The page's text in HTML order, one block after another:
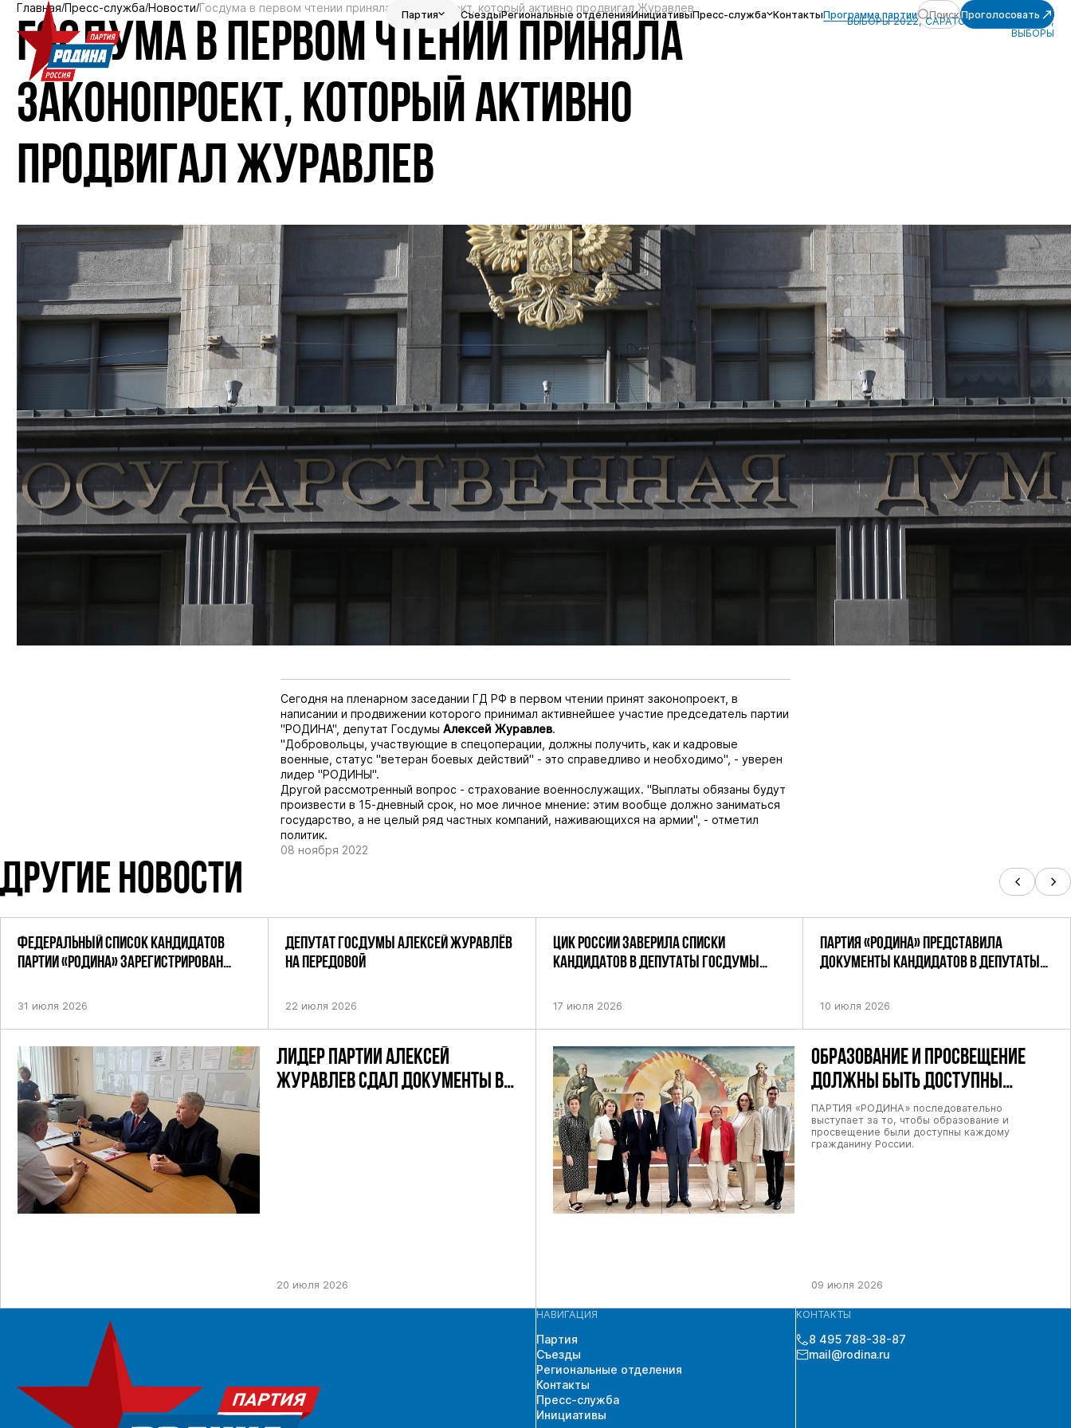
Партия СъездыРегиональные отделенияИнициативыПресс-служба КонтактыПрограмма партии ПоискПроголосовать
Главная Пресс-служба Новости Госдума в первом чтении приняла законопроект, который активно продвигал Журавлев
ГОСДУМА В ПЕРВОМ ЧТЕНИИ ПРИНЯЛА
ЗАКОНОПРОЕКТ, КОТОРЫЙ АКТИВНО
ПРОДВИГАЛ ЖУРАВЛЕВ
ВЫБОРЫ 2022, САРАТОВСКАЯ ОБЛАСТЬ,
ВЫБОРЫ
Сегодня на пленарном заседании ГД РФ в первом чтении принят законопроект, в
написании и продвижении которого принимал активнейшее участие председатель партии
"РОДИНА", депутат Госдумы Алексей Журавлев.
"Добровольцы, участвующие в спецоперации, должны получить, как и кадровые
военные, статус "ветеран боевых действий" - это справедливо и необходимо", - уверен
лидер "РОДИНЫ".
Другой рассмотренный вопрос - страхование военнослужащих. "Выплаты обязаны будут
произвести в 15-дневный срок, но мое личное мнение: этим вообще должно заниматься
государство, а не целый ряд частных компаний, наживающихся на армии", - отметил
политик.
08 ноября 2022
ДРУГИЕ НОВОСТИ
ФЕДЕРАЛЬНЫЙ СПИСОК КАНДИДАТОВ
ПАРТИИ «РОДИНА» ЗАРЕГИСТРИРОВАН
31 июля 2026
ДЕПУТАТ ГОСДУМЫ АЛЕКСЕЙ ЖУРАВЛЁВ
НА ПЕРЕДОВОЙ
22 июля 2026
ЛИДЕР ПАРТИИ АЛЕКСЕЙ
ЖУРАВЛЕВ СДАЛ ДОКУМЕНТЫ В
20 июля 2026
ЦИК РОССИИ ЗАВЕРИЛА СПИСКИ
КАНДИДАТОВ В ДЕПУТАТЫ ГОСДУМЫ
17 июля 2026
ПАРТИЯ «РОДИНА» ПРЕДСТАВИЛА
ДОКУМЕНТЫ КАНДИДАТОВ В ДЕПУТАТЫ
10 июля 2026
ОБРАЗОВАНИЕ И ПРОСВЕЩЕНИЕ
ДОЛЖНЫ БЫТЬ ДОСТУПНЫ
КАЖДОМУ ГРАЖДАНИНУ РОССИИ
ПАРТИЯ «РОДИНА» последовательно
выступает за то, чтобы образование и
просвещение были доступны каждому
гражданину России.
09 июля 2026
НАВИГАЦИЯ
Партия
Съезды
Региональные отделения
Контакты
Пресс-служба
Инициативы
КОНТАКТЫ
8 495 788-38-87
mail@rodina.ru